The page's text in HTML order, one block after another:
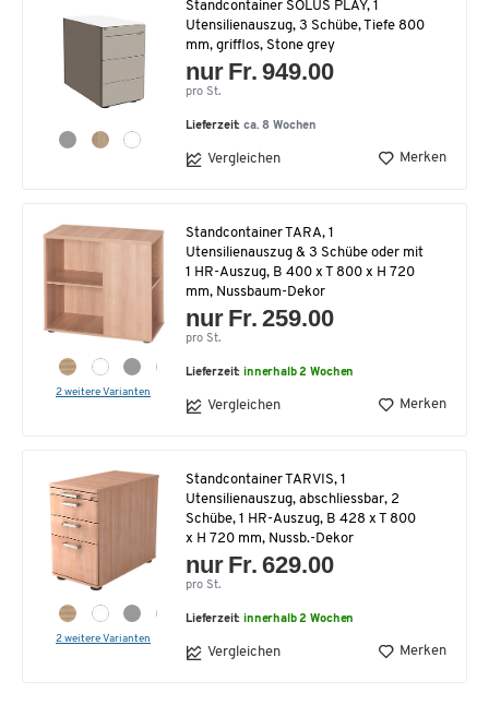
Standcontainer SOLUS PLAY, 1
Utensilienauszug, 3 Schübe, Tiefe 800
mm, grifflos, Stone grey
nur Fr. 949.00
pro St.
Lieferzeit:ca. 8 Wochen
Vergleichen Merken
2 weitere Varianten
Standcontainer TARA, 1
Utensilienauszug & 3 Schübe oder mit
1 HR-Auszug, B 400 x T 800 x H 720
mm, Nussbaum-Dekor
nur Fr. 259.00
pro St.
Lieferzeit:innerhalb 2 Wochen
Vergleichen Merken
2 weitere Varianten
Standcontainer TARVIS, 1
Utensilienauszug, abschliessbar, 2
Schübe, 1 HR-Auszug, B 428 x T 800
x H 720 mm, Nussb.-Dekor
nur Fr. 629.00
pro St.
Lieferzeit:innerhalb 2 Wochen
Vergleichen Merken